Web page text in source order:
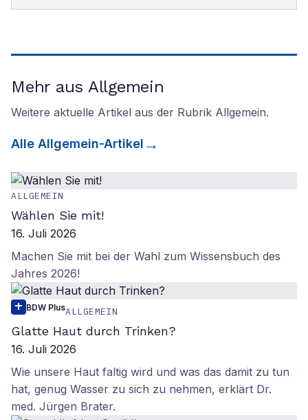
Mehr aus Allgemein
Weitere aktuelle Artikel aus der Rubrik Allgemein.
Alle Allgemein-Artikel
ALLGEMEIN
Wählen Sie mit!
16. Juli 2026
Machen Sie mit bei der Wahl zum Wissensbuch des
Jahres 2026!
BDW PlusALLGEMEIN
Glatte Haut durch Trinken?
16. Juli 2026
Wie unsere Haut faltig wird und was das damit zu tun
hat, genug Wasser zu sich zu nehmen, erklärt Dr.
med. Jürgen Brater.